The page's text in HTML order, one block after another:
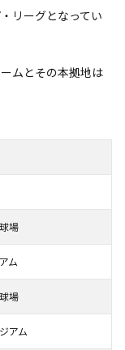
リーグとなってい
ムとその本拠地は
場
ム
場
アム